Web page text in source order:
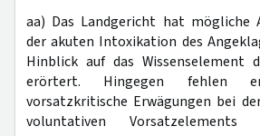
aa) Das Landgericht hat mögliche
der akuten Intoxikation des
Hinblick auf das Wissenselement
erörtert. Hingegen fehlen
vorsatzkritische Erwägungen bei
voluntativen